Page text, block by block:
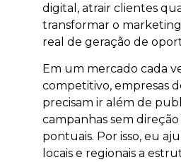
digital, atrair clientes
transformar o
real de geração de
Em um mercado cada
competitivo, empresas
precisam ir além de
campanhas sem
pontuais. Por isso, eu
locais e regionais a